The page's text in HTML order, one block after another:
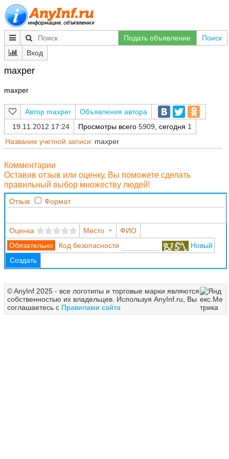
Подать объявление
Поиск
Вход
maxper
maxper
maxper
Объявления автора
19.11.2012 17:24
Просмотры всего 5909 , сегодня 1
Название учетной записи maxper
Комментарии
Оставив отзыв или оценку, Вы поможете сделать
правильный выбор множеству людей!
Отзыв Формат
Оценка Место
ФИО
Код безопасности
Новый
Создать
© AnyInf 2025 - все логотипы и торговые марки являются
собственностью их владельцев. Используя AnyInf.ru, Вы
соглашаетесь с Правилами сайта